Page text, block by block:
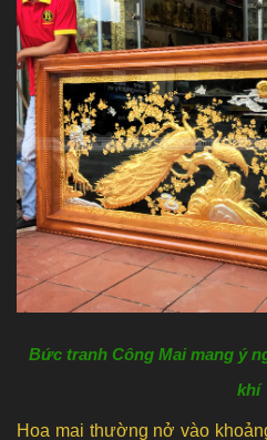
Bức tranh Công Mai mang ý
khí
Hoa mai thường nở vào